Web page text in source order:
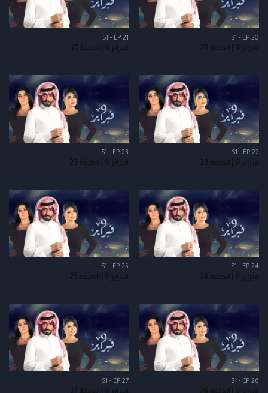
S1 - EP 20
فبراير 9 | الحلقة 20
S1 - EP 21
فبراير 9 | الحلقة 21
S1 - EP 22
فبراير 9 | الحلقة 22
S1 - EP 23
فبراير 9 | الحلقة 23
S1 - EP 24
فبراير 9 | الحلقة 24
S1 - EP 25
فبراير 9 | الحلقة 25
S1 - EP 26
S1 - EP 27